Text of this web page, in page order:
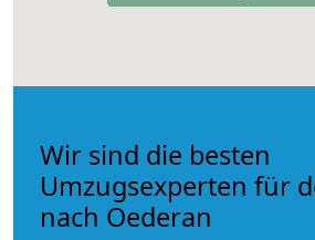
Wir sind die besten
Umzugsexperten für
nach Oederan